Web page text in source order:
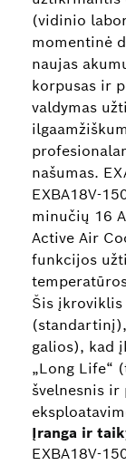
(vidinio
momentinė
naujas
korpusas ir
valdymas
našumas.
EXBA18V-
minučių 16
Active Air
funkcijos
Šis
galios), kad
„Long Life“
švelnesnis
Įranga ir
EXBA18V-